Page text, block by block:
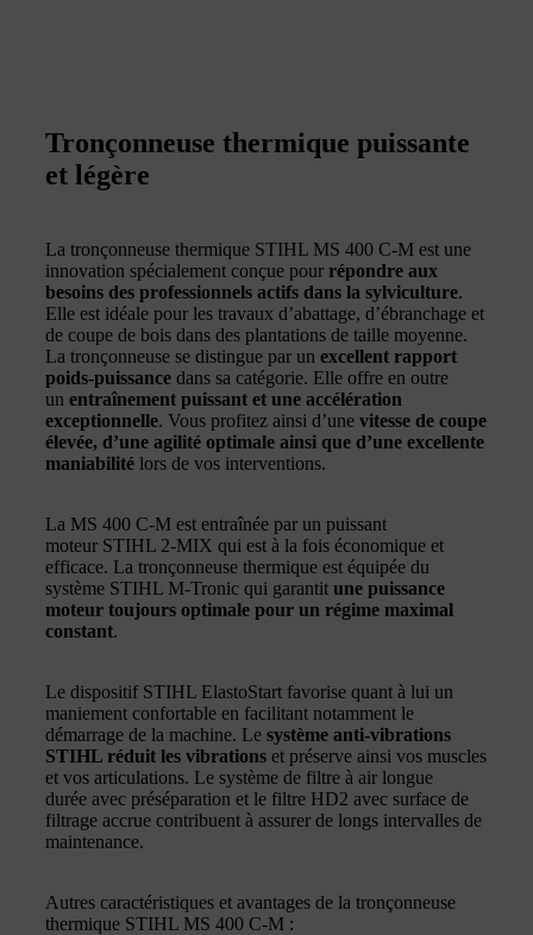
Tronçonneuse thermique puissante
et légère
La tronçonneuse thermique STIHL MS 400 C-M est une
innovation spécialement conçue pour répondre aux
besoins des professionnels actifs dans la sylviculture.
Elle est idéale pour les travaux d’abattage, d’ébranchage et
de coupe de bois dans des plantations de taille moyenne.
La tronçonneuse se distingue par un excellent rapport
poids-puissance dans sa catégorie. Elle offre en outre
un entraînement puissant et une accélération
exceptionnelle. Vous profitez ainsi d’une vitesse de coupe
élevée, d’une agilité optimale ainsi que d’une excellente
maniabilité lors de vos interventions.
La MS 400 C-M est entraînée par un puissant
moteur STIHL 2-MIX qui est à la fois économique et
efficace. La tronçonneuse thermique est équipée du
système STIHL M-Tronic qui garantit une puissance
moteur toujours optimale pour un régime maximal
constant.
Le dispositif STIHL ElastoStart favorise quant à lui un
maniement confortable en facilitant notamment le
démarrage de la machine. Le système anti-vibrations
STIHL réduit les vibrations et préserve ainsi vos muscles
et vos articulations. Le système de filtre à air longue
durée avec préséparation et le filtre HD2 avec surface de
filtrage accrue contribuent à assurer de longs intervalles de
maintenance.
Autres caractéristiques et avantages de la tronçonneuse
thermique STIHL MS 400 C-M :